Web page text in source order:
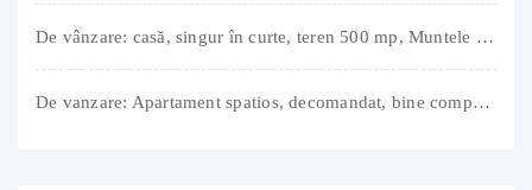
De vânzare: casă, singur în curte, teren 500 mp, Muntele Găina, Oradea. 157.000 € (negociabil). Comision 0.
De vanzare: Apartament spatios, decomandat, bine compartimentat, 3 camere, 2 bai, bucatarie, suprafață utilă de 64 mp + 3 balcoane (11 mp), strada Barierei, zona Dragos Voda Oradea. 89 500 E (neg). Comision 0